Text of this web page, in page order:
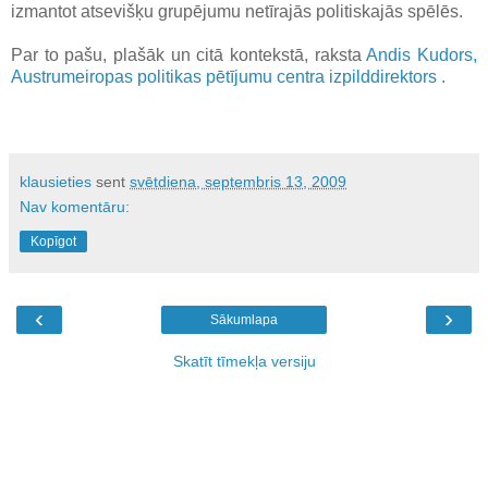
izmantot atsevišķu grupējumu netīrajās politiskajās spēlēs.
Par to pašu, plašāk un citā kontekstā, rakstaAndis Kudors,
Austrumeiropas politikas pētījumu centra izpilddirektors .
klausieties sent svētdiena, septembris 13, 2009
Nav komentāru:
Kopīgot
‹ ›
Sākumlapa
Skatīt tīmekļa versiju